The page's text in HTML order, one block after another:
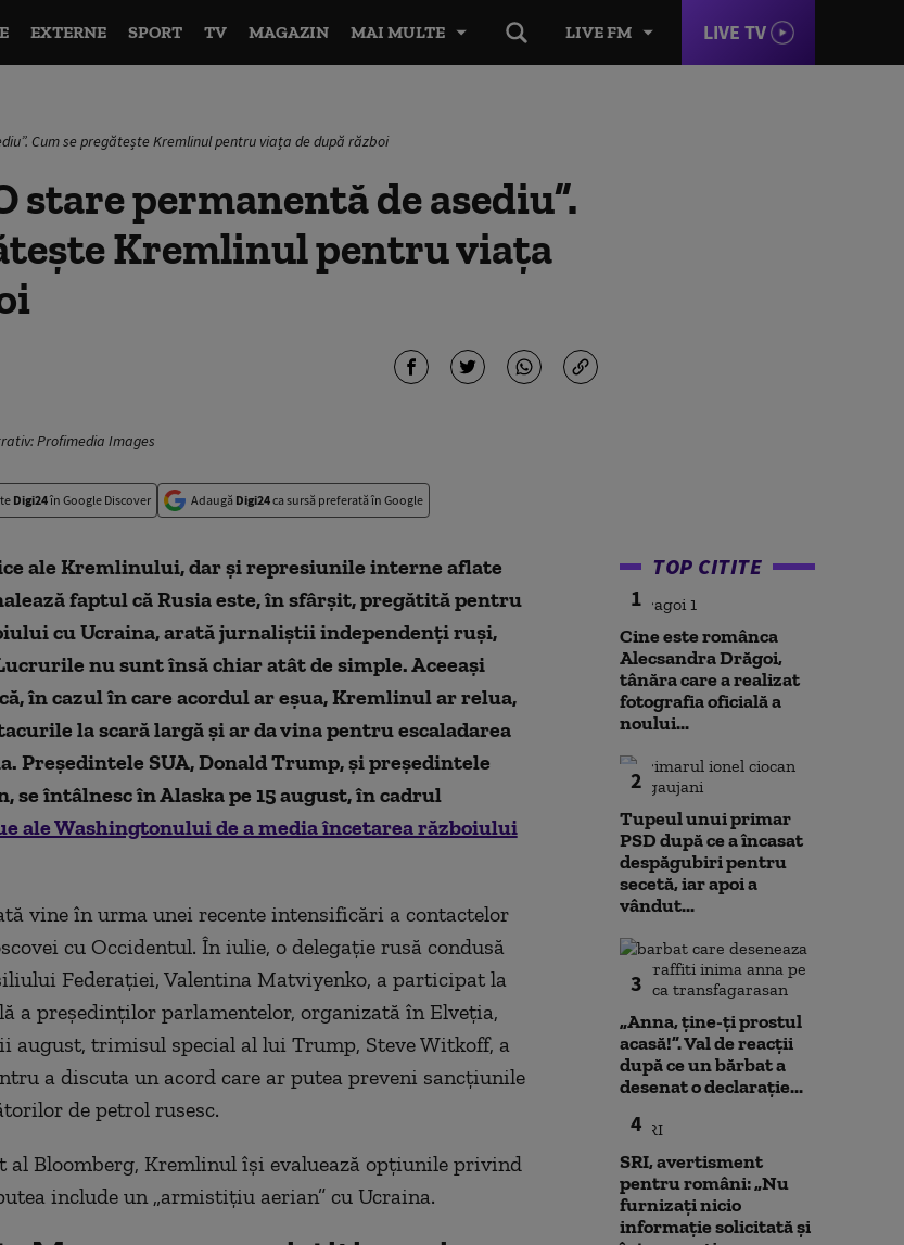
LIVE FM LIVE TV
EXTERNE SPORT TV MAGAZIN MAI MULTE
Cum se pregătește Kremlinul pentru viața de după război
stare permanentă de asediu”.
Kremlinul pentru viața
Profimedia Images
Digi24în Google Discover Adaugă Digi24ca sursă preferată în Google
ale Kremlinului, dar și represiunile interne aflate
faptul că Rusia este, în sfârșit, pregătită pentru
cu Ucraina, arată jurnaliștii independenți ruși,
nu sunt însă chiar atât de simple. Aceeași
în cazul în care acordul ar eșua, Kremlinul ar relua,
la scară largă și ar da vina pentru escaladarea
Președintele SUA, Donald Trump, și președintele
se întâlnesc în Alaska pe 15 august, în cadrul
ale Washingtonului de a media încetarea războiului
vine în urma unei recente intensificări a contactelor
cu Occidentul. În iulie, o delegație rusă condusă
Federației, Valentina Matviyenko, a participat la
a președinților parlamentelor, organizată în Elveția,
august, trimisul special al lui Trump, Steve Witkoff, a
a discuta un acord care ar putea preveni sancțiunile
de petrol rusesc.
Bloomberg, Kremlinul își evaluează opțiunile privind
include un „armistițiu aerian” cu Ucraina.
TOP CITITE
1
Cine este românca
Alecsandra Drăgoi,
tânăra care a realizat
fotografia oficială a
noului...
2
Tupeul unui primar
PSD după ce a încasat
despăgubiri pentru
secetă, iar apoi a
vândut...
3
„Anna, ţine-ţi prostul
acasă!”. Val de reacții
după ce un bărbat a
desenat o declarație...
4
SRI, avertisment
pentru români: „Nu
furnizați nicio
informație solicitată și